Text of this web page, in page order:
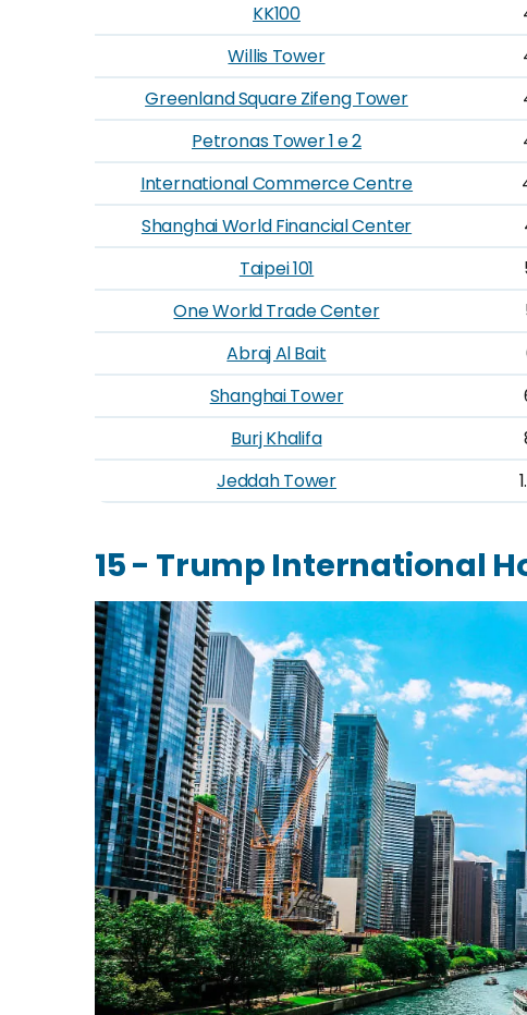
KK100
Willis Tower
Greenland Square Zifeng Tower
Petronas Tower 1 e 2
International Commerce Centre
Shanghai World Financial Center
Taipei 101
One World Trade Center
Abraj Al Bait
Shanghai Tower
Burj Khalifa
Jeddah Tower
15 - Trump International